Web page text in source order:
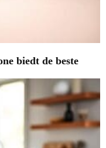
biedt de beste